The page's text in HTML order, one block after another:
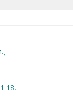
18.